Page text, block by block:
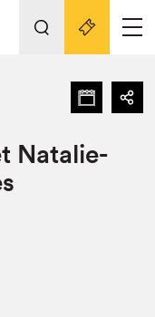
Nos activités
Natalie-